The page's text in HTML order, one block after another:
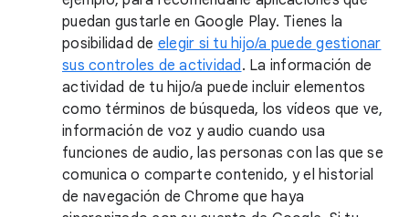
puedan gustarle en Google Play. Tienes la
posibilidad de elegir si tu hijo/a puede gestionar
sus controles de actividad. La información de
actividad de tu hijo/a puede incluir elementos
como términos de búsqueda, los vídeos que ve,
información de voz y audio cuando usa
funciones de audio, las personas con las que se
comunica o comparte contenido, y el historial
de navegación de Chrome que haya